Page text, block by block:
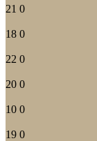
21 0
18 0
22 0
20 0
10 0
19 0